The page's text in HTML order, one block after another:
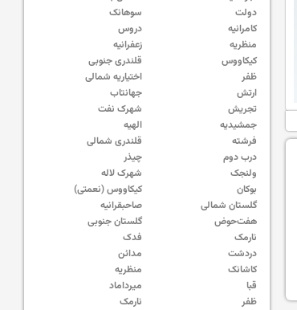
دولت
سوهانک
کامرانیه
دروس
منظریه
زعفرانیه
کیکاووس
قلندری جنوبی
ظفر
اختیاریه شمالی
ارتش
جهانتاب
تجریش
شهرک نفت
جمشیدیه
الهیه
فرشته
قلندری شمالی
درب دوم
چیذر
ولنجک
شهرک لاله
بوکان
کیکاووس (نعمتی)
گلستان شمالی
صاحبقرانیه
هفت‌حوض
گلستان جنوبی
نارمک
فدک
دردشت
مدائن
کاشانک
منظریه
قبا
میرداماد
ظفر
نارمک